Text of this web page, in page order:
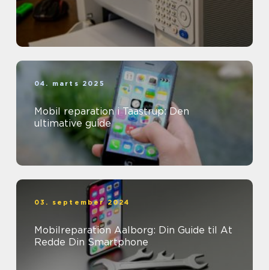
04. marts 2025
Mobil reparation i Taastrup: Den
ultimative guide
03. september 2024
Mobilreparation Aalborg: Din Guide til At
Redde Din Smartphone